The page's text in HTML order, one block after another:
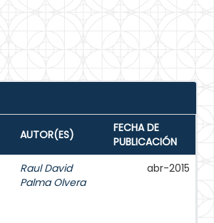
AUTOR(ES)
FECHA DE
PUBLICACIÓN
Raul David
Palma Olvera
abr-2015